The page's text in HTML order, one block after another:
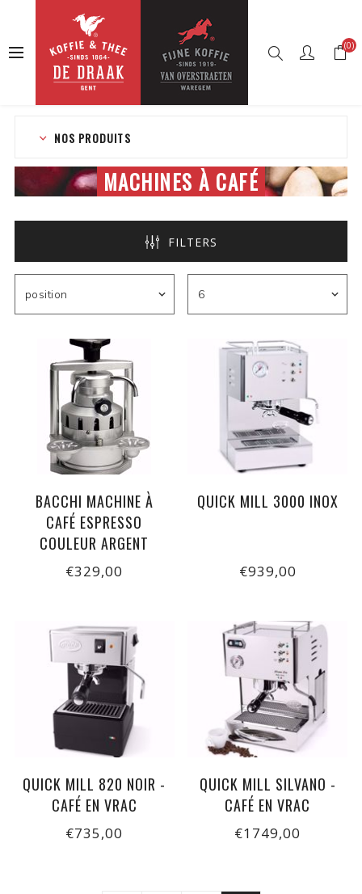
(0)
Boutique en ligne Machines à café
MACHINES À CAFÉ
FILTERS
BACCHI MACHINE À
CAFÉ ESPRESSO
COULEUR ARGENT
€329,00
QUICK MILL 3000 INOX
€939,00
QUICK MILL 820 NOIR -
CAFÉ EN VRAC
€735,00
QUICK MILL SILVANO -
CAFÉ EN VRAC
€1749,00
NOS PRODUITS